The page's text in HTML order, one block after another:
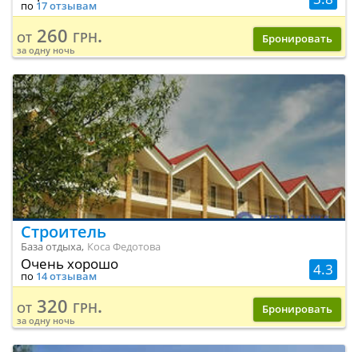
по 17 отзывам
от 260 грн.
за одну ночь
Бронировать
Строитель
База отдыха, Коса Федотова
4.3
Очень хорошо
по 14 отзывам
от 320 грн.
за одну ночь
Бронировать